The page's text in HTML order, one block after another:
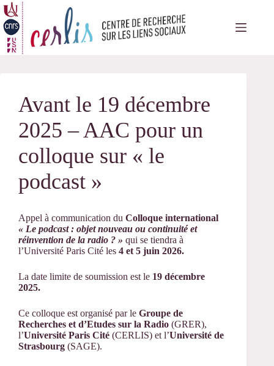
Passer
au
contenu
Avant le 19 décembre
2025 – AAC pour un
colloque sur « le
podcast »
Appel à communication du Colloque international
« Le podcast : objet nouveau ou continuité et
réinvention de la radio ? » qui se tiendra à
l’Université Paris Cité les 4 et 5 juin 2026.
La date limite de soumission est le 19 décembre
2025.
Ce colloque est organisé par le Groupe de
Recherches et d’Etudes sur la Radio (GRER),
l’Université Paris Cité (CERLIS) et l’Université de
Strasbourg (SAGE).